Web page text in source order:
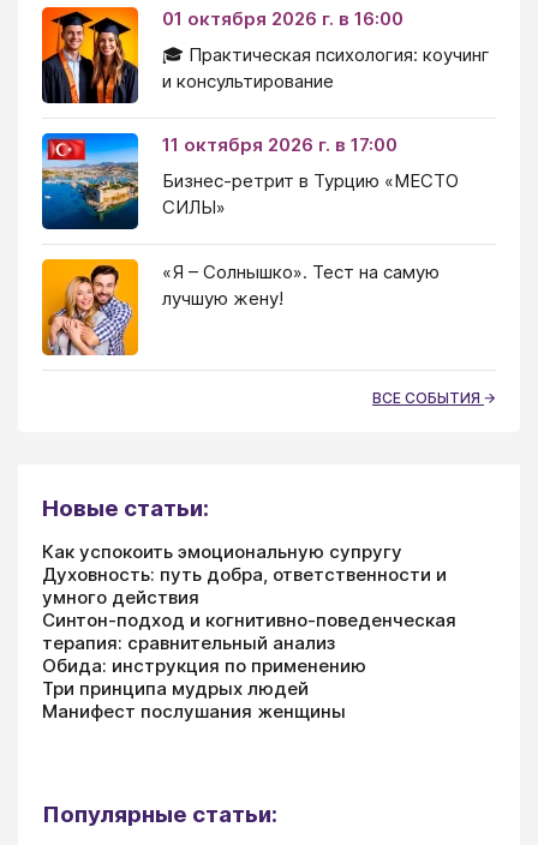
01 октября 2026 г. в 16:00
🎓 Практическая психология: коучинг
и консультирование
11 октября 2026 г. в 17:00
Бизнес-ретрит в Турцию «МЕСТО
СИЛЫ»
«Я – Солнышко». Тест на самую
лучшую жену!
ВСЕ СОБЫТИЯ
Новые статьи:
Как успокоить эмоциональную супругу
Духовность: путь добра, ответственности и
умного действия
Синтон-подход и когнитивно-поведенческая
терапия: сравнительный анализ
Обида: инструкция по применению
Три принципа мудрых людей
Манифест послушания женщины
Популярные статьи: